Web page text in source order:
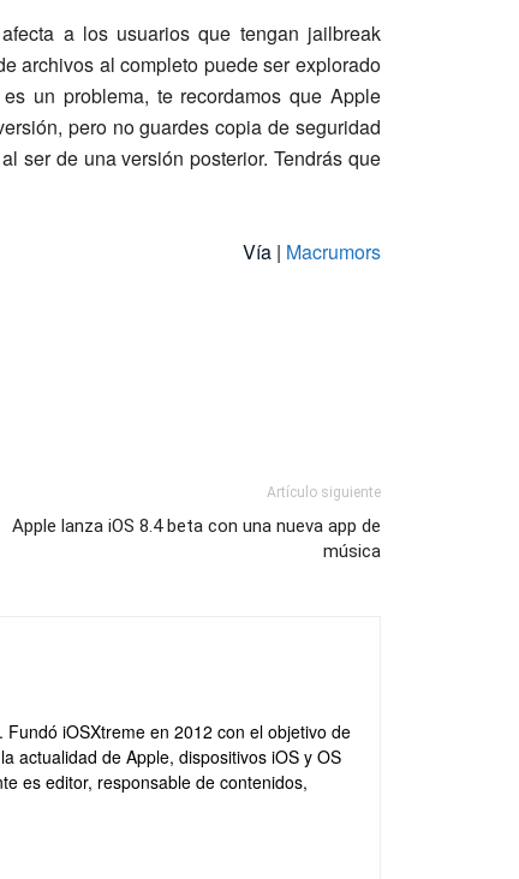
a los usuarios que tengan jailbreak
archivos al completo puede ser explorado
un problema, te recordamos que Apple
pero no guardes copia de seguridad
ser de una versión posterior. Tendrás que
Vía | Macrumors
Artículo siguiente
Apple lanza iOS 8.4 beta con una nueva app de
música
iOSXtreme en 2012 con el objetivo de
actualidad de Apple, dispositivos iOS y OS
es editor, responsable de contenidos,